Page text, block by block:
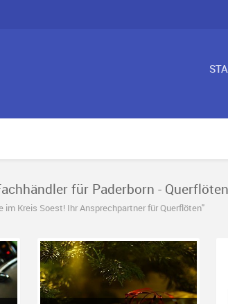
für Paderborn -
im Kreis Soest! Ihr Ansprechpartner für Querflöten"